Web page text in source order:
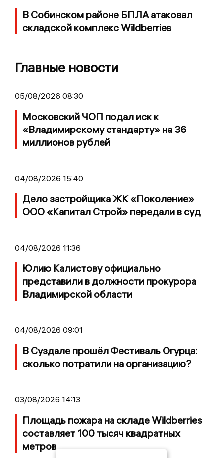
В Собинском районе БПЛА атаковал
складской комплекс Wildberries
Главные новости
05/08/2026 08:30
Московский ЧОП подал иск к
«Владимирскому стандарту» на 36
миллионов рублей
04/08/2026 15:40
Дело застройщика ЖК «Поколение»
ООО «Капитал Строй» передали в суд
04/08/2026 11:36
Юлию Калистову официально
представили в должности прокурора
Владимирской области
04/08/2026 09:01
В Суздале прошёл Фестиваль Огурца:
сколько потратили на организацию?
03/08/2026 14:13
Площадь пожара на складе Wildberries
составляет 100 тысяч квадратных
метров